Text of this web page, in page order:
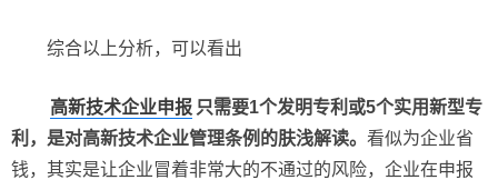
综合以上分析，可以看出
高新技术企业申报 只需要1个发明专利或5个实用新型专
利，是对高新技术企业管理条例的肤浅解读。 看似为企业省
钱，其实是让企业冒着非常大的不通过的风险，企业在申报